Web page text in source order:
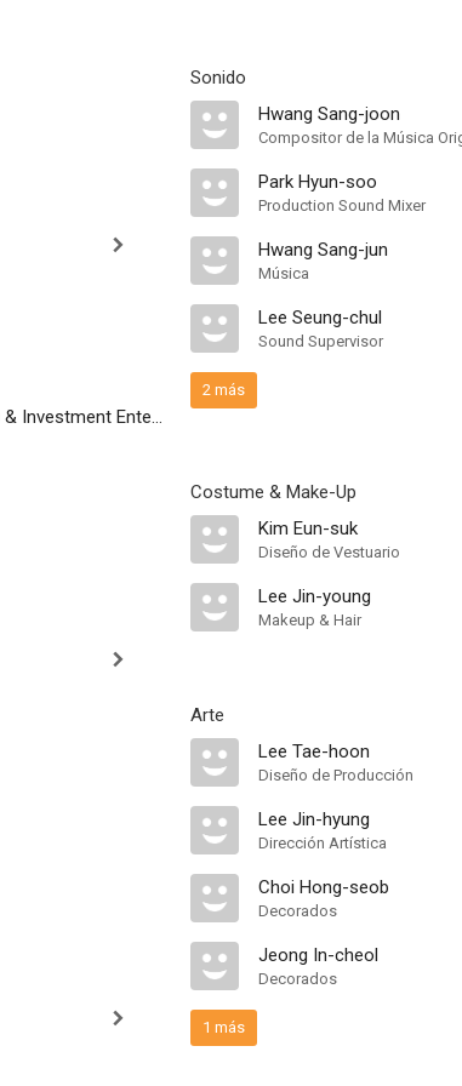
CJ E&M Film Financing & Investment Entertainment & Comics
Sonido
Hwang Sang-joon
Compositor de la Música
Park Hyun-soo
Production Sound Mixer
Hwang Sang-jun
Música
Lee Seung-chul
Sound Supervisor
2 más
Costume & Make-Up
Kim Eun-suk
Diseño de Vestuario
Lee Jin-young
Makeup & Hair
Arte
Lee Tae-hoon
Diseño de Producción
Lee Jin-hyung
Dirección Artística
Choi Hong-seob
Decorados
Jeong In-cheol
Decorados
1 más